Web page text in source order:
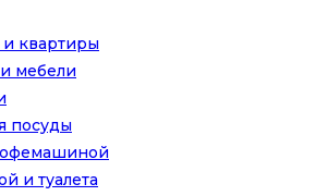
квартиры
мебели
посуды
и туалета